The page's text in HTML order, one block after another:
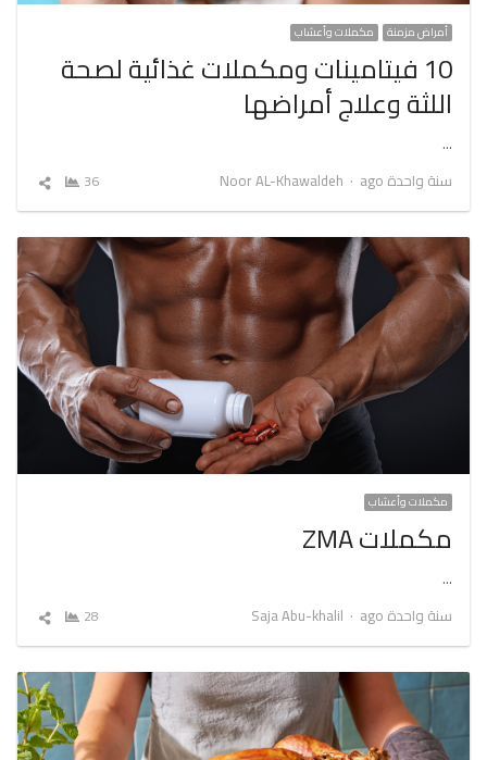
أمراض مزمنة مكملات وأعشاب
10 فيتامينات ومكملات غذائية لصحة
اللثة وعلاج أمراضها
…
سنة واحدة ago
Author
Noor AL-Khawaldeh
36
شارك
مكملات وأعشاب
مكملات ZMA
…
سنة واحدة ago
Author
Saja Abu-khalil
28
شارك